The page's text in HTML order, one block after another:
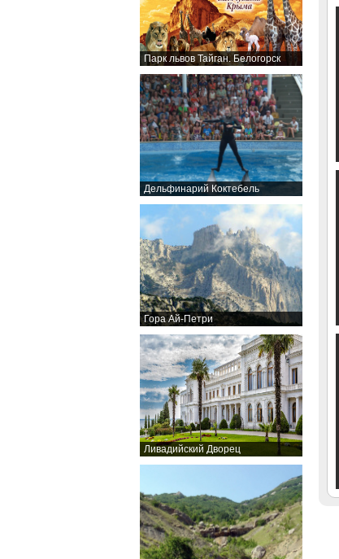
Парк львов Тайган. Белогорск
Дельфинарий Коктебель
Гора Ай-Петри
Ливадийский Дворец